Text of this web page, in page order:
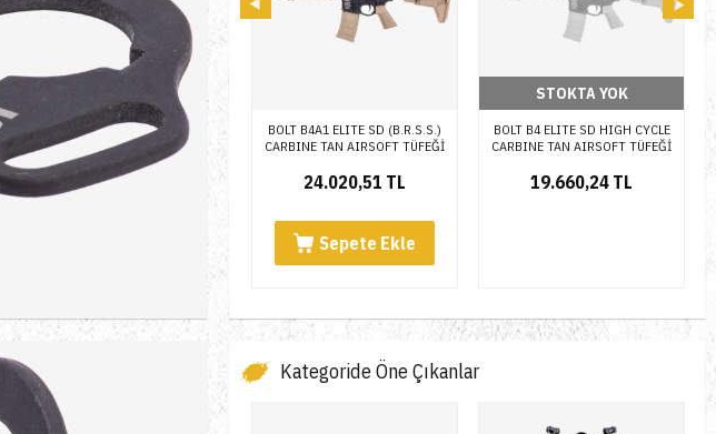
BOLT B4A1 ELITE SD (B.R.S.S.)
CARBINE TAN AIRSOFT TÜFEĞİ
24.020,51 TL
BOLT B4 ELITE SD HIGH CYCLE
CARBINE TAN AIRSOFT TÜFEĞİ
19.660,24 TL
STOKTA YOK
BOLT B4 SR16 HIGH CYCLE
CARBINE AIRSOFT TÜFEĞİ
23.222,17 TL
Kategoride Öne Çıkanlar